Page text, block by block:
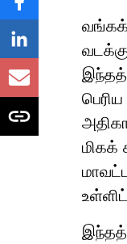
வங்கக்
இந்தத்
மிகக்
இந்தத்